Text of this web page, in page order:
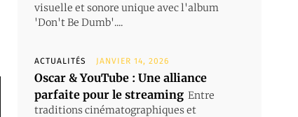
visuelle et sonore unique avec l'album
'Don't Be Dumb'....
ACTUALITÉS JANVIER 14, 2026
Oscar & YouTube : Une alliance
parfaite pour le streaming Entre
traditions cinématographiques et